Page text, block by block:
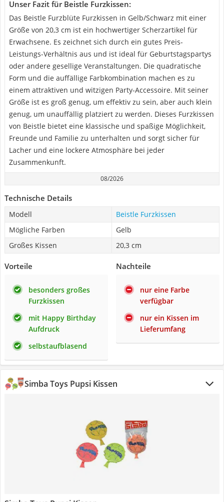
Unser Fazit für Beistle Furzkissen:
Das Beistle Furzblüte Furzkissen in Gelb/Schwarz mit einer
Größe von 20,3 cm ist ein hochwertiger Scherzartikel für
Erwachsene. Es zeichnet sich durch ein gutes Preis-
Leistungs-Verhältnis aus und ist ideal für Geburtstagspartys
oder andere gesellige Veranstaltungen. Die quadratische
Form und die auffällige Farbkombination machen es zu
einem attraktiven und witzigen Party-Accessoire. Mit seiner
Größe ist es groß genug, um effektiv zu sein, aber auch klein
genug, um unauffällig platziert zu werden. Dieses Furzkissen
von Beistle bietet eine klassische und spaßige Möglichkeit,
Freunde und Familie zu unterhalten und sorgt sicher für
Lacher und eine lockere Atmosphäre bei jeder
Zusammenkunft.
08/2026
Technische Details
Modell
Beistle Furzkissen
Mögliche Farben
Gelb
Großes Kissen
20,3 cm
Vorteile
besonders großes
Furzkissen
mit Happy Birthday
Aufdruck
selbstaufblasend
Nachteile
nur eine Farbe
verfügbar
nur ein Kissen im
Lieferumfang
Simba Toys Pupsi Kissen